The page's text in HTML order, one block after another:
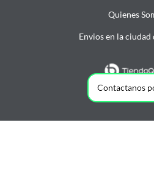
Quienes
Envios en la ciudad
Contactanos